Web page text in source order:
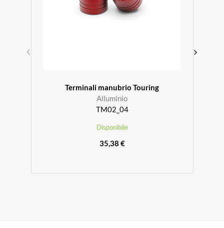
Terminali manubrio Touring
Alluminio
TM02_04
Disponibile
35,38 €